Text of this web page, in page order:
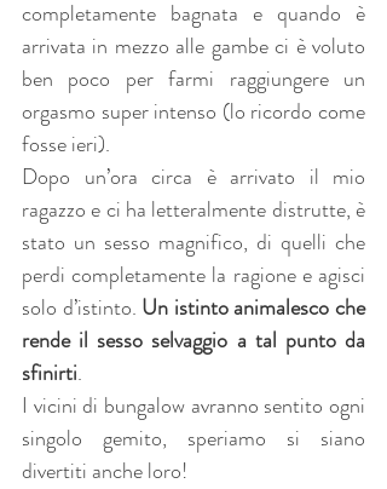
completamente bagnata e quando è
arrivata in mezzo alle gambe ci è voluto
ben poco per farmi raggiungere un
orgasmo super intenso (lo ricordo come
fosse ieri).
Dopo un’ora circa è arrivato il mio
ragazzo e ci ha letteralmente distrutte, è
stato un sesso magnifico, di quelli che
perdi completamente la ragione e agisci
solo d’istinto. Un istinto animalesco che
rende il sesso selvaggio a tal punto da
sfinirti.
I vicini di bungalow avranno sentito ogni
singolo gemito, speriamo si siano
divertiti anche loro!